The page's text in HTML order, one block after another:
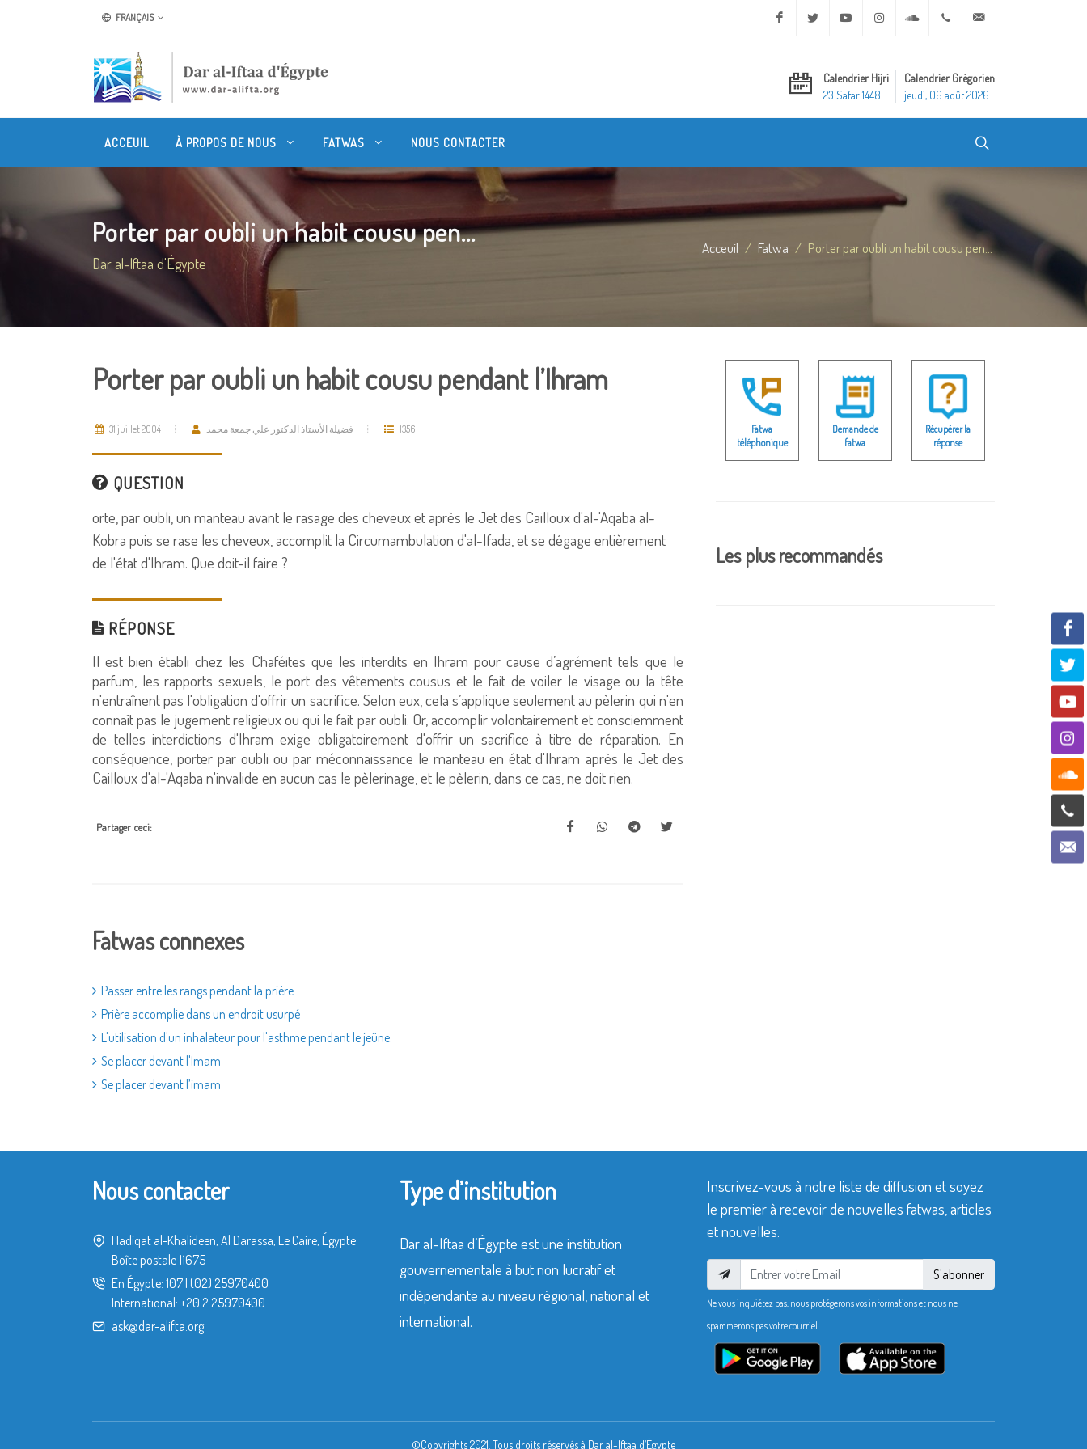
FRANÇAIS Facebook Twitter Youtube Instagram Soundcloud+20 2 25970400
Calendrier Hijri
23 Safar 1448
Calendrier Grégorien
jeudi, 06 août 2026
ACCEUIL À PROPOS DE NOUS FATWAS NOUS CONTACTER
Porter par oubli un habit cousu pen...
Dar al-Iftaa d'Égypte
Acceuil Fatwa Porter par oubli un habit cousu pen...
Porter par oubli un habit cousu pendant l’Ihram
31 juillet 2004 فضيلة الأستاذ الدكتور علي جمعة محمد 1356
QUESTION
orte, par oubli, un manteau avant le rasage des cheveux et après le Jet des Cailloux d'al-'Aqaba al-
Kobra puis se rase les cheveux, accomplit la Circumambulation d'al-Ifada, et se dégage entièrement
de l'état d'Ihram. Que doit-il faire ?
RÉPONSE
Il est bien établi chez les Chaféites que les interdits en Ihram pour cause d’agrément tels que le
parfum, les rapports sexuels, le port des vêtements cousus et le fait de voiler le visage ou la tête
n'entraînent pas l'obligation d'offrir un sacrifice. Selon eux, cela s’applique seulement au pèlerin qui n'en
connaît pas le jugement religieux ou qui le fait par oubli. Or, accomplir volontairement et consciemment
de telles interdictions d'Ihram exige obligatoirement d'offrir un sacrifice à titre de réparation. En
conséquence, porter par oubli ou par méconnaissance le manteau en état d'Ihram après le Jet des
Cailloux d'al-'Aqaba n'invalide en aucun cas le pèlerinage, et le pèlerin, dans ce cas, ne doit rien.
Partager ceci:
Fatwas connexes
Passer entre les rangs pendant la prière
Prière accomplie dans un endroit usurpé
L'utilisation d'un inhalateur pour l'asthme pendant le jeûne.
Se placer devant l'Imam
Se placer devant l’imam
Fatwa
téléphonique
Demande de
fatwa
Récupérer la
réponse
Les plus recommandés
Nous contacter
Hadiqat al-Khalideen, Al Darassa, Le Caire, Égypte
Boîte postale 11675
En Égypte: 107 (02) 25970400
International: +20 2 25970400
ask@dar-alifta.org
Type d’institution
Dar al-Iftaa d’Égypte est une institution
gouvernementale à but non lucratif et
indépendante au niveau régional, national et
international.
Inscrivez-vous à notre liste de diffusion et soyez
le premier à recevoir de nouvelles fatwas, articles
et nouvelles.
S'abonner
Ne vous inquiétez pas, nous protégerons vos informations et nous ne
spammerons pas votre courriel.
©Copyrights 2021. Tous droits réservés à Dar al-Iftaa d’Égypte